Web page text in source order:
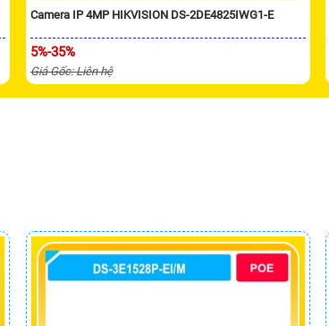
Camera IP 4MP HIKVISION DS-2DE4825IWG1-E
5%-35%
Giá Gốc: Liên hệ